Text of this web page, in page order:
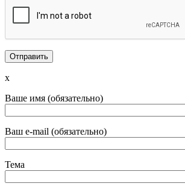
x
Ваше имя (обязательно)
Ваш e-mail (обязательно)
Тема